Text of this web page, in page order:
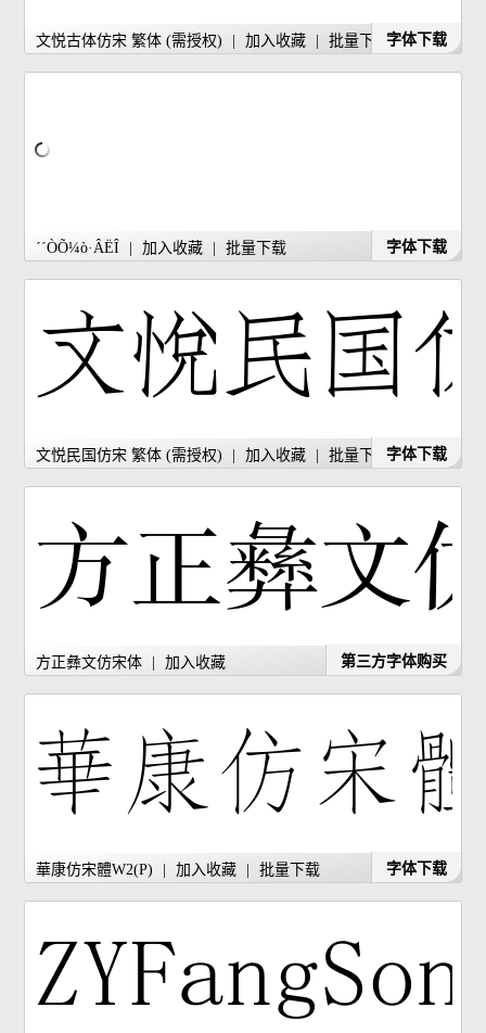
文悦古体仿宋 繁体 (需授权) 加入收藏 批量下载字体下载
´´ÒÕ¼ò·ÂËÎ 加入收藏 批量下载 字体下载
文悦民国仿宋 繁体 (需授权) 加入收藏 批量下载字体下载
方正彝文仿宋体 加入收藏 第三方字体购买
華康仿宋體W2(P) 加入收藏 批量下载 字体下载